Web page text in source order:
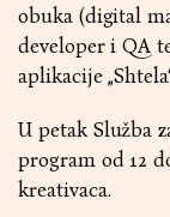
obuka (digital
developer i QA
aplikacije
U petak Služba
program od 12
kreativaca.